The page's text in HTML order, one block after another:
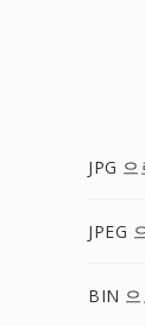
JPG
JPEG
BIN 으